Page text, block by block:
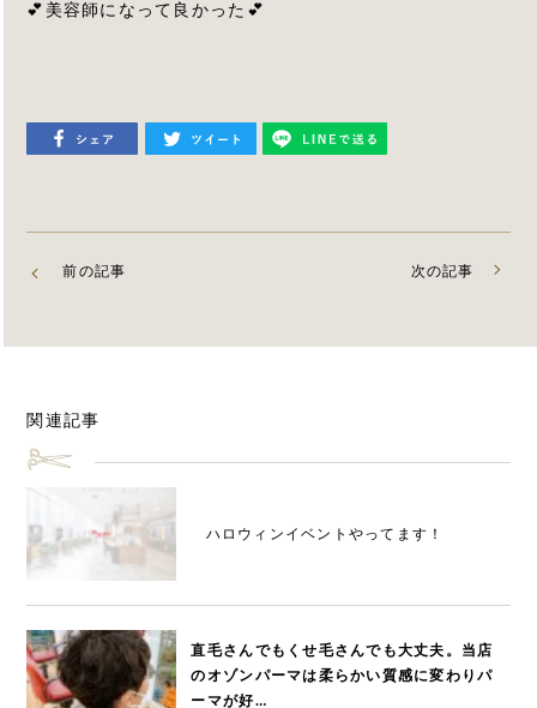
💕美容師になって良かった💕
前の記事 次の記事
関連記事
ハロウィンイベントやってます！
直毛さんでもくせ毛さんでも大丈夫。当店
のオゾンパーマは柔らかい質感に変わりパ
ーマが好…